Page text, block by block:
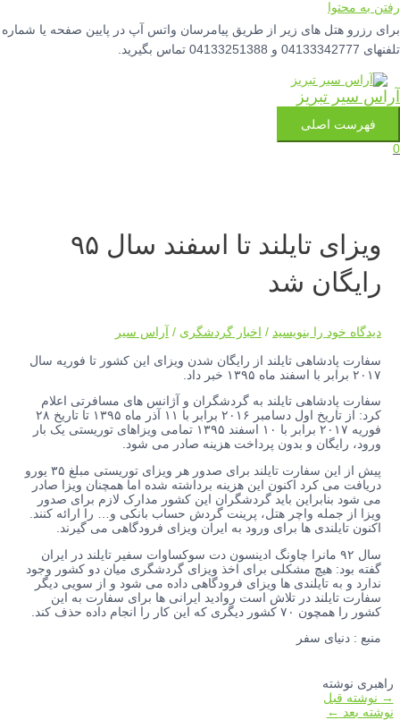
رفتن به محتوا
برای رزرو هتل های زیر از طریق پیامرسان واتس آپ در پایین صفحه یا شماره
تلفنهای 04133342777 و 04133251388 تماس بگیرید.
آراس سیر تبریز
فهرست اصلی
0
ویزای تایلند تا اسفند سال ۹۵
رایگان شد
دیدگاه‌ خود را بنویسید / اخبار گردشگری / آراس سیر
سفارت پادشاهی تایلند از رایگان شدن ویزای این کشور تا فوریه سال
۲۰۱۷ برابر با اسفند ماه ۱۳۹۵ خبر داد.
سفارت پادشاهی تایلند به گردشگران و آژانس های مسافرتی اعلام
کرد: از تاریخ اول دسامبر ۲۰۱۶ برابر با ۱۱ آذر ماه ۱۳۹۵ تا تاریخ ۲۸
فوریه ۲۰۱۷ برابر با ۱۰ اسفند ۱۳۹۵ تمامی ویزاهای توریستی یک بار
ورود، رایگان و بدون پرداخت هزینه صادر می شود.
پیش از این سفارت تایلند برای صدور هر ویزای توریستی مبلغ ۳۵ یورو
دریافت می کرد اکنون این هزینه برداشته شده اما همچنان ویزا صادر
می شود بنابراین باید گردشگران این کشور مدارک لازم برای صدور
ویزا از جمله واچر هتل، پرینت گردش حساب بانکی و… را ارائه کنند.
اکنون تایلندی ها برای ورود به ایران ویزای فرودگاهی می گیرند.
سال ۹۲ مانرا چاونگ ادینسون دت سوکساوات سفیر تایلند در ایران
گفته بود: هیچ مشکلی برای اخذ ویزای گردشگری میان دو کشور وجود
ندارد و به تایلندی ها ویزای فرودگاهی داده می شود و از سویی دیگر
سفارت تایلند در تلاش است روادید ایرانی ها برای سفارت به این
کشور را همچون ۷۰ کشور دیگری که این کار را انجام داده حذف کند.
منبع : دنیای سفر
راهبری نوشته
→ نوشته قبل
نوشته بعد ←